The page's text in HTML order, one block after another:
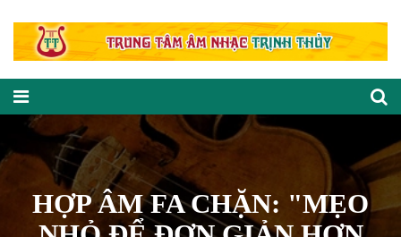
HỢP ÂM FA CHẶN: "MẸO